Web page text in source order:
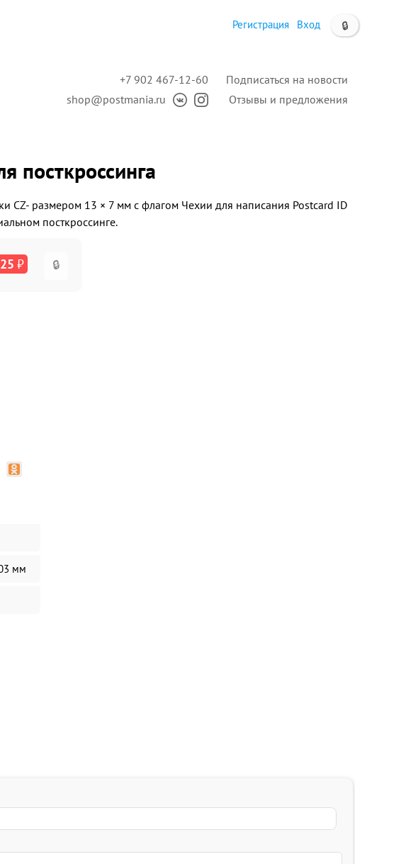
🔒
Регистрация Вход
Подписаться на новости
Отзывы и предложения
+7 902 467-12-60
shop@postmania.ru
посткроссинга
CZ- размером 13 × 7 мм c флагом Чехии для написания Postcard ID
посткроссинге.
25 ₽ 🔒
мм